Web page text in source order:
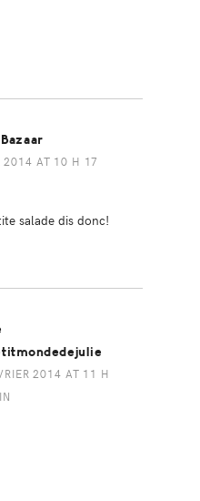
2014 AT 10 H 17
salade dis donc!
2014 AT 11 H